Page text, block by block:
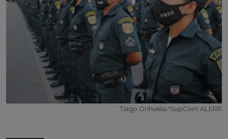
Tiago Orihuela/SupCom ALERR